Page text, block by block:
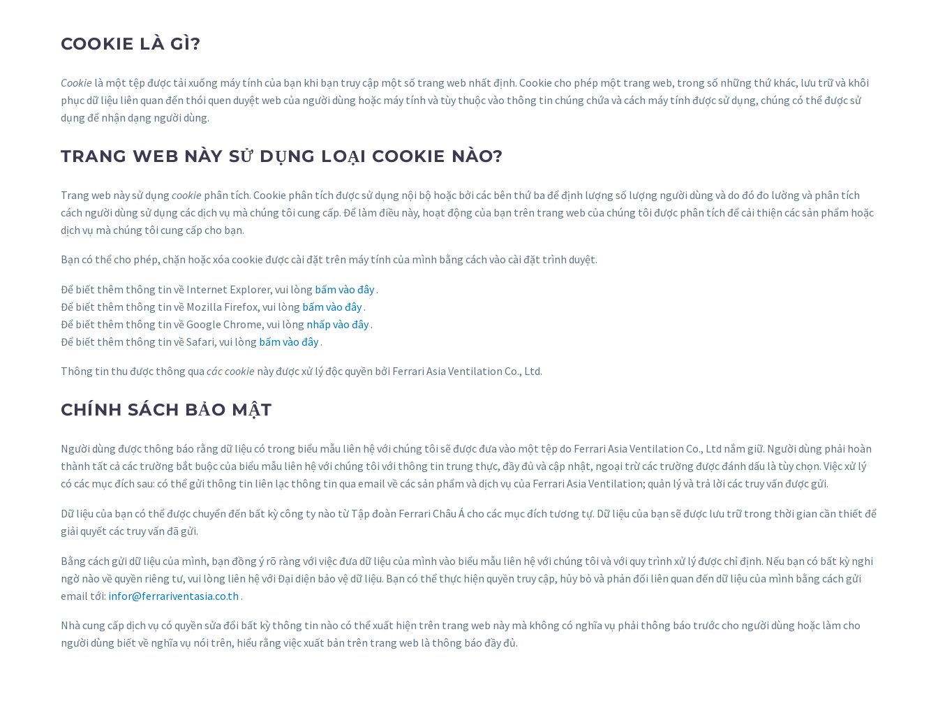
COOKIE LÀ GÌ?
Cookie là một tệp được tải xuống máy tính của bạn khi bạn truy cập một số trang web nhất định. Cookie cho phép một trang web, trong số những thứ khác, lưu trữ và khôi
phục dữ liệu liên quan đến thói quen duyệt web của người dùng hoặc máy tính và tùy thuộc vào thông tin chúng chứa và cách máy tính được sử dụng, chúng có thể được sử
dụng để nhận dạng người dùng.
TRANG WEB NÀY SỬ DỤNG LOẠI COOKIE NÀO?
Trang web này sử dụng cookie phân tích. Cookie phân tích được sử dụng nội bộ hoặc bởi các bên thứ ba để định lượng số lượng người dùng và do đó đo lường và phân tích
cách người dùng sử dụng các dịch vụ mà chúng tôi cung cấp. Để làm điều này, hoạt động của bạn trên trang web của chúng tôi được phân tích để cải thiện các sản phẩm hoặc
dịch vụ mà chúng tôi cung cấp cho bạn.
Bạn có thể cho phép, chặn hoặc xóa cookie được cài đặt trên máy tính của mình bằng cách vào cài đặt trình duyệt.
Để biết thêm thông tin về Internet Explorer, vui lòng bấm vào đây.
Để biết thêm thông tin về Mozilla Firefox, vui lòng bấm vào đây.
Để biết thêm thông tin về Google Chrome, vui lòng nhấp vào đây.
Để biết thêm thông tin về Safari, vui lòng bấm vào đây.
Thông tin thu được thông qua các cookie này được xử lý độc quyền bởi Ferrari Asia Ventilation Co., Ltd.
CHÍNH SÁCH BẢO MẬT
Người dùng được thông báo rằng dữ liệu có trong biểu mẫu liên hệ với chúng tôi sẽ được đưa vào một tệp do Ferrari Asia Ventilation Co., Ltd nắm giữ. Người dùng phải hoàn
thành tất cả các trường bắt buộc của biểu mẫu liên hệ với chúng tôi với thông tin trung thực, đầy đủ và cập nhật, ngoại trừ các trường được đánh dấu là tùy chọn. Việc xử lý
có các mục đích sau: có thể gửi thông tin liên lạc thông tin qua email về các sản phẩm và dịch vụ của Ferrari Asia Ventilation; quản lý và trả lời các truy vấn được gửi.
Dữ liệu của bạn có thể được chuyển đến bất kỳ công ty nào từ Tập đoàn Ferrari Châu Á cho các mục đích tương tự. Dữ liệu của bạn sẽ được lưu trữ trong thời gian cần thiết để
giải quyết các truy vấn đã gửi.
Bằng cách gửi dữ liệu của mình, bạn đồng ý rõ ràng với việc đưa dữ liệu của mình vào biểu mẫu liên hệ với chúng tôi và với quy trình xử lý được chỉ định. Nếu bạn có bất kỳ nghi
ngờ nào về quyền riêng tư, vui lòng liên hệ với Đại diện bảo vệ dữ liệu. Bạn có thể thực hiện quyền truy cập, hủy bỏ và phản đối liên quan đến dữ liệu của mình bằng cách gửi
email tới: infor@ferrariventasia.co.th .
Nhà cung cấp dịch vụ có quyền sửa đổi bất kỳ thông tin nào có thể xuất hiện trên trang web này mà không có nghĩa vụ phải thông báo trước cho người dùng hoặc làm cho
người dùng biết về nghĩa vụ nói trên, hiểu rằng việc xuất bản trên trang web là thông báo đầy đủ.